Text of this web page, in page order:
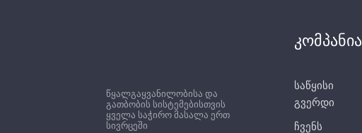
წყალგაყვანილობისა და
გათბობის სისტემებისთვის
ყველა საჭირო მასალა ერთ
სივრცეში
კომპანია
საწყისი
გვერდი
ჩვენს